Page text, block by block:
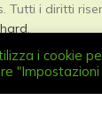
Tutti i diritti
.
i cookie
"Impostazioni